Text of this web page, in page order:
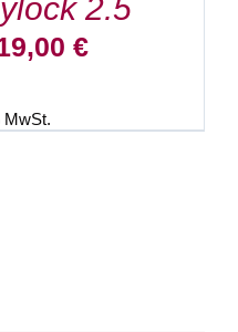
2.5
€
€Aktueller
MwSt.